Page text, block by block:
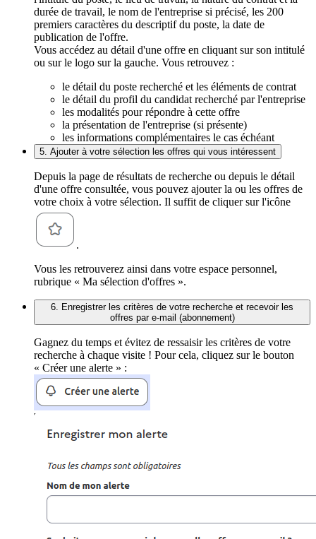
durée de travail, le nom de l'entreprise si précisé, les 200
premiers caractères du descriptif du poste, la date de
publication de l'offre.
Vous accédez au détail d'une offre en cliquant sur son intitulé
ou sur le logo sur la gauche. Vous retrouvez :
le détail du poste recherché et les éléments de contrat
le détail du profil du candidat recherché par l'entreprise
les modalités pour répondre à cette offre
la présentation de l'entreprise (si présente)
les informations complémentaires le cas échéant
5. Ajouter à votre sélection les offres qui vous intéressent
Depuis la page de résultats de recherche ou depuis le détail
d'une offre consultée, vous pouvez ajouter la ou les offres de
votre choix à votre sélection. Il suffit de cliquer sur l'icône
.
Vous les retrouverez ainsi dans votre espace personnel,
rubrique « Ma sélection d'offres ».
6. Enregistrer les critères de votre recherche et recevoir les
offres par e-mail (abonnement)
Gagnez du temps et évitez de ressaisir les critères de votre
recherche à chaque visite ! Pour cela, cliquez sur le bouton
« Créer une alerte » :